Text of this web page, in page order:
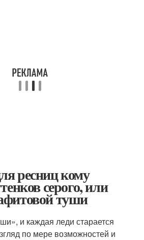
ресниц кому
серого, или
туши
и каждая леди старается
по мере возможностей и